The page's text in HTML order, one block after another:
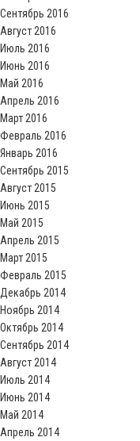
Сентябрь 2016
Август 2016
Июль 2016
Июнь 2016
Май 2016
Апрель 2016
Март 2016
Февраль 2016
Январь 2016
Сентябрь 2015
Август 2015
Июнь 2015
Май 2015
Апрель 2015
Март 2015
Февраль 2015
Декабрь 2014
Ноябрь 2014
Октябрь 2014
Сентябрь 2014
Август 2014
Июль 2014
Июнь 2014
Май 2014
Апрель 2014